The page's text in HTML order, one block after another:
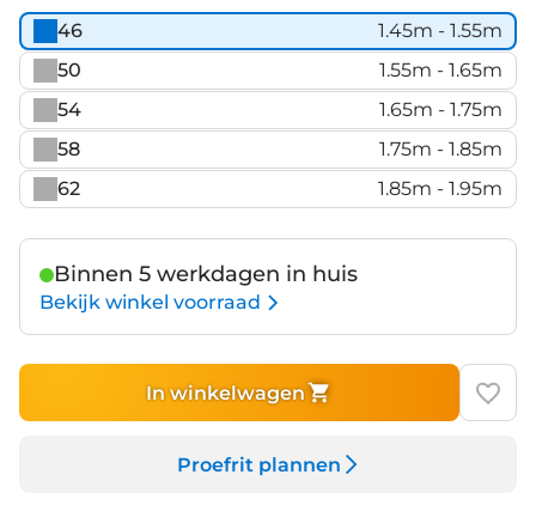
46
1.45m - 1.55m
50
1.55m - 1.65m
54
1.65m - 1.75m
58
1.75m - 1.85m
62
1.85m - 1.95m
Binnen 5 werkdagen in huis
Bekijk winkel voorraad
In winkelwagen
Proefrit plannen